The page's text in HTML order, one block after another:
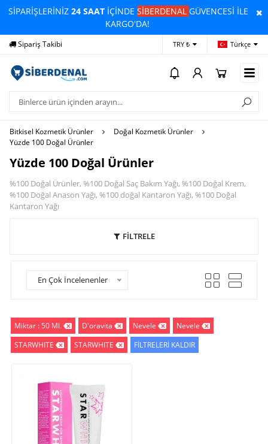
SİPARİŞLERİNİZ24 SAAT İÇİNDESİBERDENALGÜVENCESİ İLE
KARGO'DA!
Sipariş Takibi TRY ₺ Türkçe
Bitkisel Kozmetik Ürünler
Doğal Kozmetik Ürünler
Yüzde 100 Doğal Ürünler
Yüzde 100 Doğal Ürünler
%100 Doğal Ürünler, %100 Doğal Saç Bakım Yağı, %100 Doğal Krem,
%100 Doğal Anason Yağı, %100 doğal Kantaron Yağı, %100 Doğal
Kantaron Yağı
FİLTRELE
En Çok İncelenenler
Miktar : 50 Ml. D'oravita Nevele
Nevele
STARWHITE
STARWHITE FİLTRELERİ KALDIR